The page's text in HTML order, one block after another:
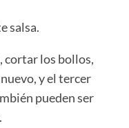
salsa.
cortar los bollos,
y el tercer
pueden ser